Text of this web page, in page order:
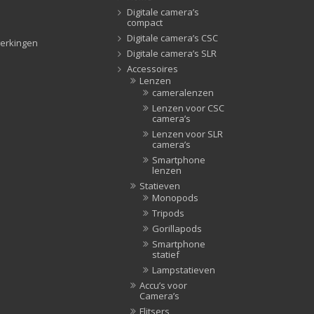
Studioflitsers
Studiolampen
televisie afstandsbedieningen
Digitale camera’s
compact
Digitale camera’s CSC
Digitale camera’s SLR
Accessoires
Lenzen
cameralenzen
Lenzen voor CSC
camera’s
Lenzen voor SLR
camera’s
Smartphone
lenzen
Statieven
Monopods
Tripods
Gorillapods
Smartphone
statief
Lampstatieven
Accu’s voor
Camera’s